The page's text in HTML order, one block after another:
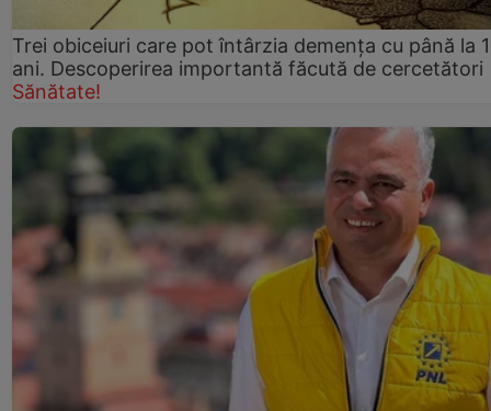
Trei obiceiuri care pot întârzia demența cu până la
ani. Descoperirea importantă făcută de cercetători
Sănătate!